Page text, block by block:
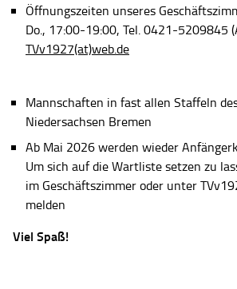
Öffnungszeiten unseres
Do., 17:00-19:00, Tel. 0421-5209845
TVv1927(at)web.de
Mannschaften in fast allen Staffeln
Niedersachsen Bremen
Ab Mai 2026 werden wieder
Um sich auf die Wartliste setzen zu
im Geschäftszimmer oder unter
melden
Viel Spaß!